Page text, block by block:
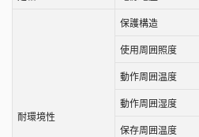
耐環境性
保護構造
使用周囲照度
動作周囲温度
動作周囲湿度
保存周囲温度